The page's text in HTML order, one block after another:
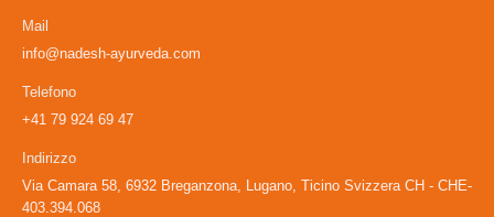
Mail
info@nadesh-ayurveda.com
Telefono
+41 79 924 69 47
Indirizzo
Via Camara 58, 6932 Breganzona, Lugano, Ticino Svizzera CH - CHE-
403.394.068